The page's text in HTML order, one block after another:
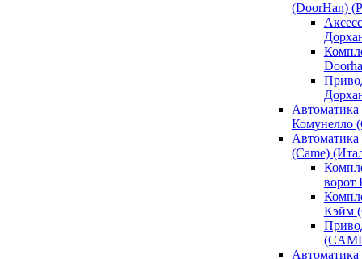
(DoorHan)
Автоматика
Комунелло
(Came)
ворот
Кэйм
Автоматика